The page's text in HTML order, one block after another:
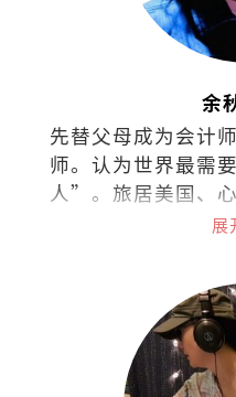
余
先替父母成为会计
师。认为世界最需
人”。旅居美国、
文化间拉扯。试着展